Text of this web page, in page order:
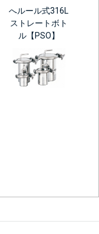
へルール式316L
ストレートボト
ル【PSO】